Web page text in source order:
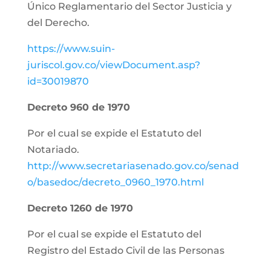
Único Reglamentario del Sector Justicia y
del Derecho.
https://www.suin-
juriscol.gov.co/viewDocument.asp?
id=30019870
Decreto 960 de 1970
Por el cual se expide el Estatuto del
Notariado.
http://www.secretariasenado.gov.co/senad
o/basedoc/decreto_0960_1970.html
Decreto 1260 de 1970
Por el cual se expide el Estatuto del
Registro del Estado Civil de las Personas